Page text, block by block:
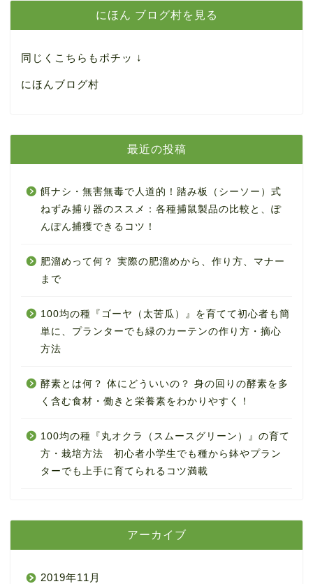
にほん ブログ村を見る
同じくこちらもポチッ ↓
にほんブログ村
最近の投稿
餌ナシ・無害無毒で人道的！踏み板（シーソー）式
ねずみ捕り器のススメ：各種捕鼠製品の比較と、ぽ
んぽん捕獲できるコツ！
肥溜めって何？ 実際の肥溜めから、作り方、マナー
まで
100均の種『ゴーヤ（太苦瓜）』を育てて初心者も簡
単に、プランターでも緑のカーテンの作り方・摘心
方法
酵素とは何？ 体にどういいの？ 身の回りの酵素を多
く含む食材・働きと栄養素をわかりやすく！
100均の種『丸オクラ（スムースグリーン）』の育て
方・栽培方法 初心者小学生でも種から鉢やプラン
ターでも上手に育てられるコツ満載
アーカイブ
2019年11月